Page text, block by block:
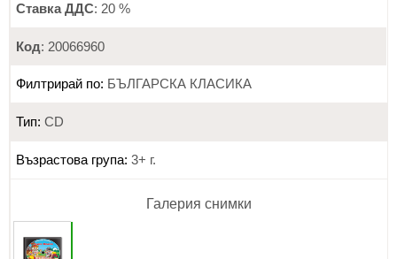
Ставка ДДС: 20 %
Код: 20066960
Филтрирай по: БЪЛГАРСКА КЛАСИКА
Тип: CD
Възрастова група: 3+ г.
Галерия снимки